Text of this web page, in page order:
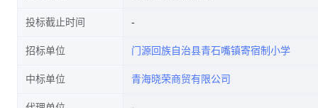
投标截止时间
招标单位 门源回族自治县青石嘴镇寄宿制小学
中标单位 青海晓荣商贸有限公司